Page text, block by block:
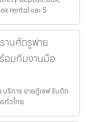
rental และ S
าบศัตรูพ่าย
อมทีมงานมือ
ริการ ขายตู้เซฟ รับติด
ทั่วไทย